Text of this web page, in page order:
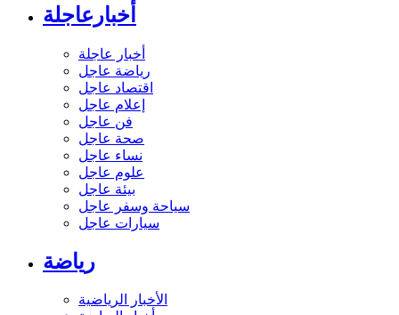
أخبارعاجلة
أخبار عاجلة
رياضة عاجل
اقتصاد عاجل
إعلام عاجل
فن عاجل
صحة عاجل
نساء عاجل
علوم عاجل
بيئة عاجل
سياحة وسفر عاجل
سيارات عاجل
رياضة
الأخبار الرياضية